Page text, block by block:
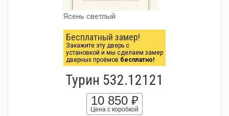
Ясень светлый
Бесплатный замер!
Закажите эту дверь с
установкой и мы сделаем замер
дверных проёмов бесплатно!
Турин 532.12121
10 850 ₽
Цена с коробкой